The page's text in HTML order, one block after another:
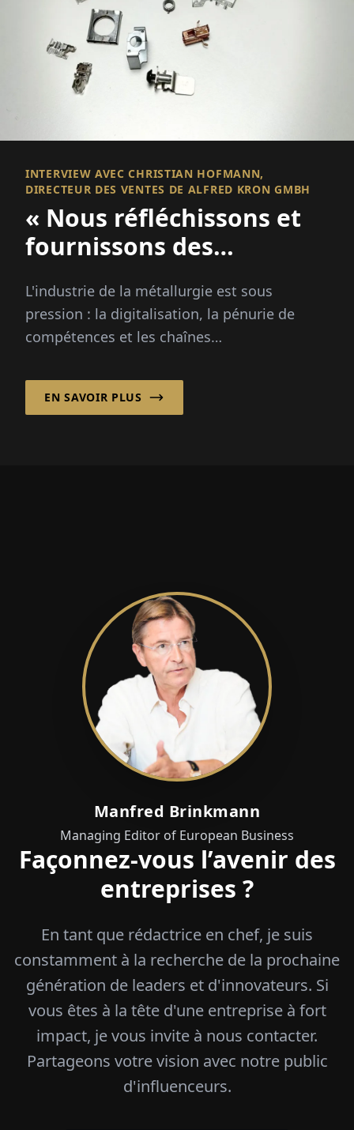
INTERVIEW AVEC CHRISTIAN HOFMANN,
DIRECTEUR DES VENTES DE ALFRED KRON GMBH
« Nous réfléchissons et
fournissons des
L'industrie de la métallurgie est sous
pression : la digitalisation, la pénurie de
compétences et les chaînes
grands défis...
EN SAVOIR PLUS
Manfred Brinkmann
Managing Editor of European Business
Façonnez-vous l’avenir des
entreprises ?
En tant que rédactrice en chef, je suis
constamment à la recherche de la prochaine
génération de leaders et d'innovateurs. Si
vous êtes à la tête d'une entreprise à fort
impact, je vous invite à nous contacter.
Partageons votre vision avec notre public
d'influenceurs.